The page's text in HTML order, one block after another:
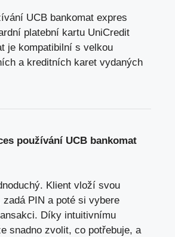
UCB bankomat expres
platební kartu UniCredit
je kompatibilní s velkou
a kreditních karet vydaných
používání UCB bankomat
Klient vloží svou
zadá PIN a poté si vybere
Díky intuitivnímu
snadno zvolit, co potřebuje, a